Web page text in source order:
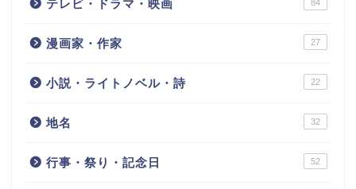
テレビ・ドラマ・映画 84
漫画家・作家 27
小説・ライトノベル・詩 22
地名 32
行事・祭り・記念日 52